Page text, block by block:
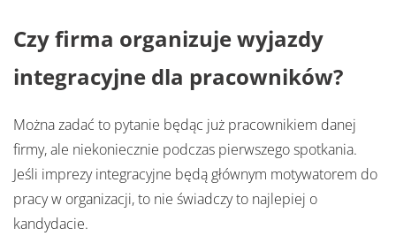
Czy firma organizuje wyjazdy
integracyjne dla pracowników?
Można zadać to pytanie będąc już pracownikiem danej
firmy, ale niekoniecznie podczas pierwszego spotkania.
Jeśli imprezy integracyjne będą głównym motywatorem do
pracy w organizacji, to nie świadczy to najlepiej o
kandydacie.